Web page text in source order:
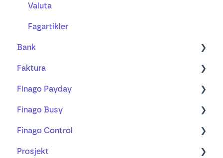
Valuta
Fagartikler
Bank
Bankintegrasjon og bankavtale
Bankavstemming
Betalinger
Faktura
Ordre
Faktura
Distribusjon
Purring og inkasso
Finago Payday
Ansatte, arbeidsforhold og lønn
A-melding, arbeidsgiveravgift og skattetrekk
Reiseregning og utlegg
Finago Busy
Timer og timebank
Busy sammen med Finago Office
Finago Control
Lær mer om
Prosjekt